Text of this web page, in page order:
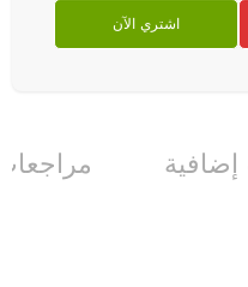
اشتري الآن
مراجعات